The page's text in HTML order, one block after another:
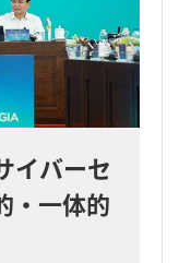
イバーセ
・一体的